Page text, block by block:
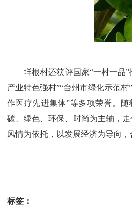
垟根村还获评国家“一村一品”
产业特色强村”“台州市绿化示范
作医疗先进集体”等多项荣誉。
碳、绿色、环保、时尚为主轴，
风情为依托，以发展经济为导向
标签：